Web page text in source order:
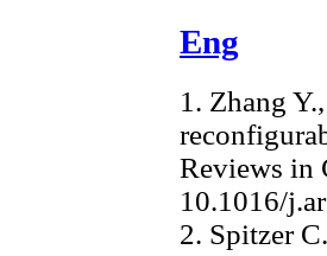
Eng
1. Zhang
Reviews in
10.1016/
2. Spitzer